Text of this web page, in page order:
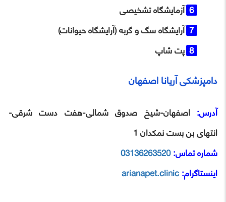
آزمایشگاه تشخیصی
آرایشگاه سگ و گربه (آرایشگاه حیوانات)
پت شاپ
دامپزشکی آریانا اصفهان
آدرس: اصفهان-شیخ صدوق شمالی-هفت دست شرقی-
انتهای بن بست نمکدان 1
شماره تماس:03136263520
اینستاگرام:arianapet.clinic